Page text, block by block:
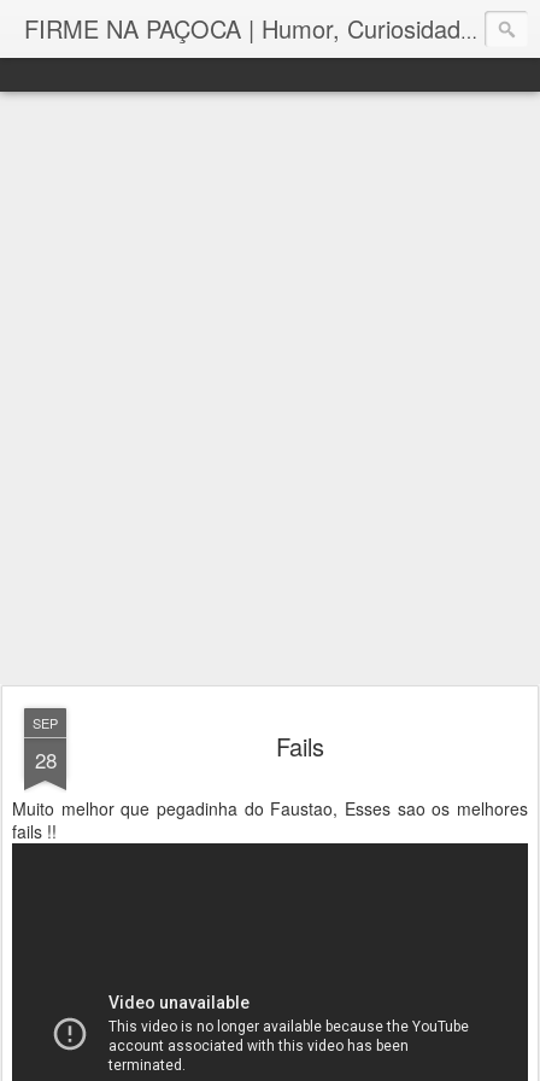
FIRME NA PAÇOCA | Humor, Curiosidades, Tutoriais e Muito mais
SEP
28 Fails
Muito melhor que pegadinha do Faustao, Esses sao os melhores
fails !!